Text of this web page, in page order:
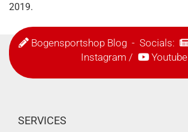
2019.
Bogensportshop Blog- Socials:
Instagram / Youtube
SERVICES